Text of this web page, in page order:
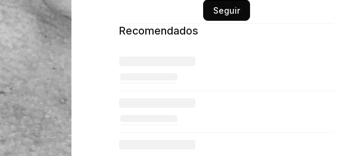
Seguir
Recomendados